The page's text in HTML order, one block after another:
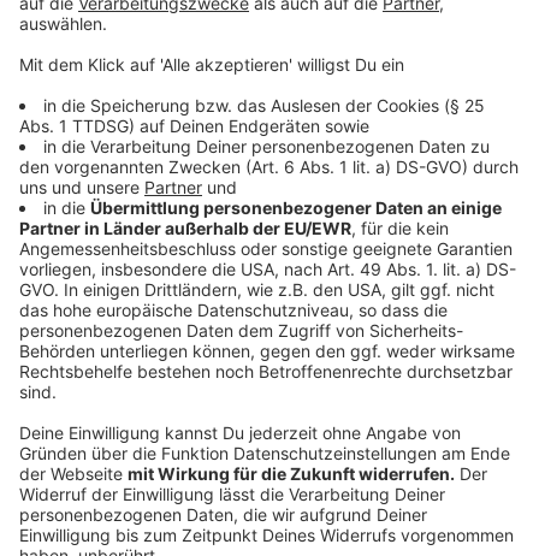
Cafe und Biergarten.
Anzeige
New York in Windeck
Anzeige
Für den Film „Hannah Arendt“ suchte die Filmcrew
einen Ort, der an eine verqualmte Bar erinnerte. New
Windeck Dattenfeld. Hier liegt direkt an der Straße
„Bikers Rast Dattenfeld“. Ein paar Cadillacs wurden vor
der Location geparkt und perfekt war die Illusion. Die
Cadillacs sind nicht mehr da aber die Location wartet